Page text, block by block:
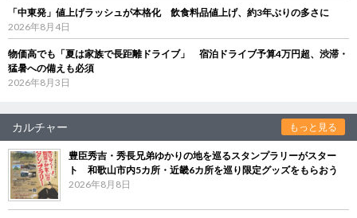
「中東発」値上げラッシュが本格化 飲食料品値上げ、約3年ぶりの多さに
2026年8月4日
物価高でも「夏は家族で長距離ドライブ」 宿泊ドライブ予算4万円超、渋滞・
猛暑への備えも必須
2026年8月3日
カルチャー もっと見る
豊臣秀吉・秀長兄弟ゆかりの地を巡るスタンプラリーがスター
ト 和歌山市内5カ所・近畿6カ所を巡り限定グッズをもらおう
2026年8月8日